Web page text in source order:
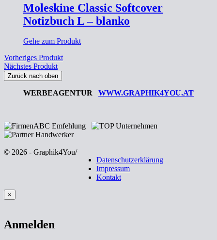
Moleskine Classic Softcover
Notizbuch L – blanko
Gehe zum Produkt
Vorheriges Produkt
Nächstes Produkt
Zurück nach oben
WERBEAGENTUR WWW.GRAPHIK4YOU.AT
© 2026 - Graphik4You/
Datenschutzerklärung
Impressum
Kontakt
×
Anmelden